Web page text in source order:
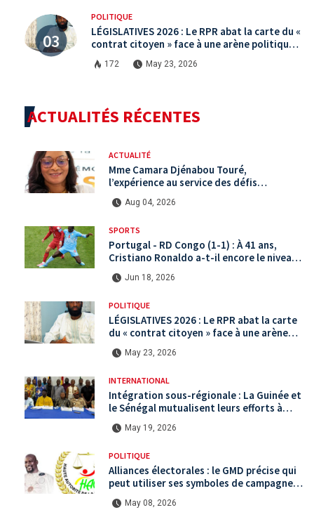
POLITIQUE
LÉGISLATIVES 2026 : Le RPR abat la carte du «
contrat citoyen » face à une arène politique
saturée.
172 May 23, 2026
ACTUALITÉS RÉCENTES
ACTUALITÉ
Mme Camara Djénabou Touré,
l’expérience au service des défis
territoriaux sous la 5ème République
Aug 04, 2026
SPORTS
Portugal - RD Congo (1-1) : À 41 ans,
Cristiano Ronaldo a-t-il encore le niveau
international ?
Jun 18, 2026
POLITIQUE
LÉGISLATIVES 2026 : Le RPR abat la carte
du « contrat citoyen » face à une arène
politique saturée.
May 23, 2026
INTERNATIONAL
Intégration sous-régionale : La Guinée et
le Sénégal mutualisent leurs efforts à
Koundara via le programme RéZo
May 19, 2026
POLITIQUE
Alliances électorales : le GMD précise qui
peut utiliser ses symboles de campagne
avant le scrutin du 31 mai
May 08, 2026